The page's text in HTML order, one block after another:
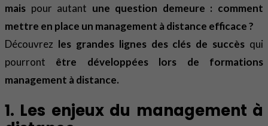
mais pour autant une question demeure : comment
mettre en place un management à distance efficace ?
Découvrez les grandes lignes des clés de succès qui
pourront être développées lors de formations
management à distance.
1. Les enjeux du management à